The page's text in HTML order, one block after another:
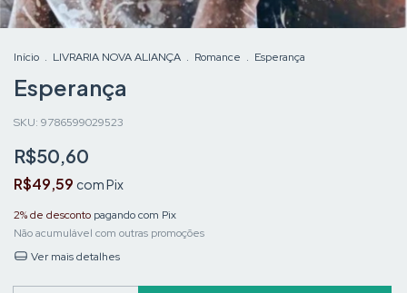
Início . LIVRARIA NOVA ALIANÇA . Romance . Esperança
Esperança
SKU: 9786599029523
R$50,60
R$49,59 comPix
2% de desconto pagando com Pix
Não acumulável com outras promoções
Ver mais detalhes